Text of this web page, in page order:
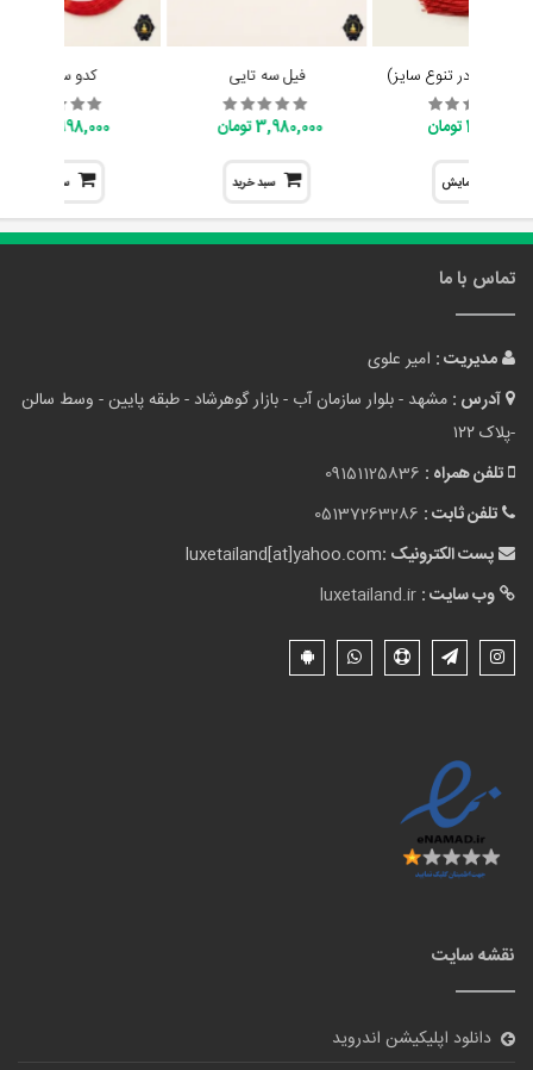
(در تنوع سایز)
398,000 تومان
نمایش
فیل سه تایی
3,980,000 تومان
سبد خرید
کدو سلامتی
998,000 تومان
سبد خرید
تماس با ما
مدیریت : امیر علوی
آدرس : مشهد - بلوار سازمان آب - بازار گوهرشاد - طبقه پایین - وسط سالن
-پلاک ۱۲۲
تلفن همراه : 09151125836
تلفن ثابت : 05137263286
پست الکترونیک :luxetailand[at]yahoo.com
وب سایت : luxetailand.ir
نقشه سایت
دانلود اپلیکیشن اندروید